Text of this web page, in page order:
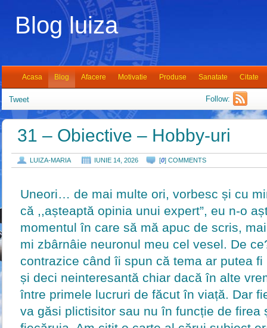
Blog luiza
Acasa Blog Afacere Motivatie Produse Sanatate Citate
Tweet Follow:
31 – Obiective – Hobby-uri
LUIZA-MARIA IUNIE 14, 2026 [0] COMMENTS
Uneori… de mai multe ori, vorbesc și cu
că ,,așteaptă opinia unui expert”, eu n-o
momentul în care să mă apuc de scris,
mi zbârnâie neuronul meu cel vesel. De
contrazice când îi spun că tema ar putea
și deci neinteresantă chiar dacă în alte
între primele lucruri de făcut în viață. Dar
va găsi plictisitor sau nu în funcție de firea